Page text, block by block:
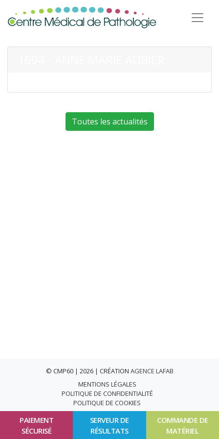
PAIEMENT
SÉCURISÉ
SERVEUR DE
RÉSULTATS
COMMANDE DE
MATÉRIEL
Toutes les actualités
© CMP60 | 2026 | CRÉATION AGENCE LAFAB
MENTIONS LÉGALES
POLITIQUE DE CONFIDENTIALITÉ
POLITIQUE DE COOKIES